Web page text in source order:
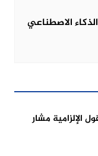
الاصطناعي
الإلزامية مشار